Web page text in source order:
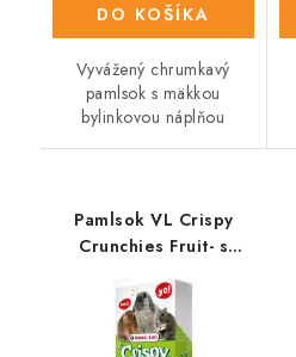
DO KOŠÍKA
Vyvážený chrumkavý
pamlsok s mäkkou
bylinkovou náplňou
Pamlsok VL Crispy
Crunchies Fruit- s